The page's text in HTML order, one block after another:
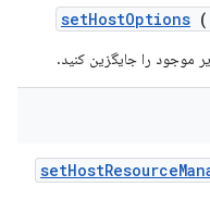
setHostOptions (
موجود را جایگزین کنید.
setHostResource